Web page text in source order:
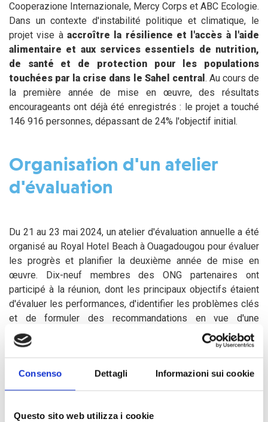
Consenso Dettagli Informazioni sui cookie
Questo sito web utilizza i cookie
Cooperazione Internazionale, Mercy Corps et ABC Ecologie.
Dans un contexte d'instabilité politique et climatique, le
projet vise à accroître la résilience et l'accès à l'aide
alimentaire et aux services essentiels de nutrition,
de santé et de protection pour les populations
touchées par la crise dans le Sahel central . Au cours de
la première année de mise en œuvre, des résultats
encourageants ont déjà été enregistrés : le projet a touché
146 916 personnes, dépassant de 24% l'objectif initial.
Organisation d'un atelier
d'évaluation
Du 21 au 23 mai 2024, un atelier d'évaluation annuelle a été
organisé au Royal Hotel Beach à Ouagadougou pour évaluer
les progrès et planifier la deuxième année de mise en
œuvre. Dix-neuf membres des ONG partenaires ont
participé à la réunion, dont les principaux objectifs étaient
d'évaluer les performances, d'identifier les problèmes clés
et de formuler des recommandations en vue d'une
amélioration.
Au cours de l'atelier, les participants ont utilisé des
et discuter des solutions aux problèmes identifiés. Ce